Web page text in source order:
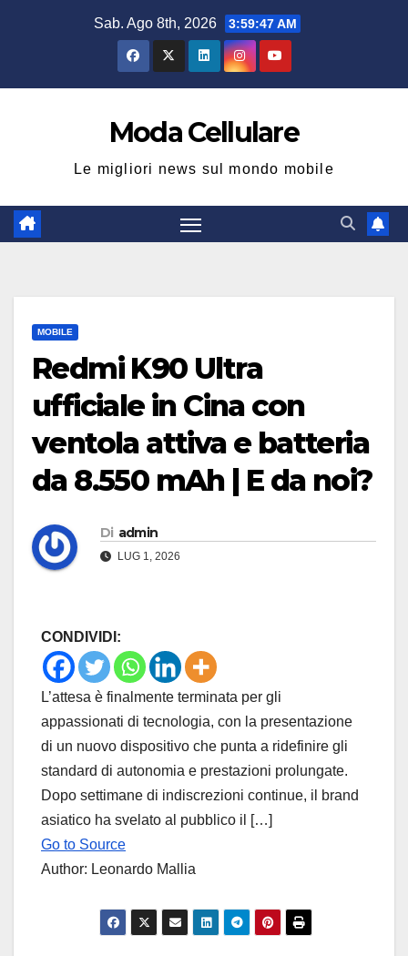
Sab. Ago 8th, 2026 3:59:48 AM
Moda Cellulare
Le migliori news sul mondo mobile
MOBILE
Redmi K90 Ultra
ufficiale in Cina con
ventola attiva e batteria
da 8.550 mAh | E da noi?
Di admin
LUG 1, 2026
CONDIVIDI:
L’attesa è finalmente terminata per gli
appassionati di tecnologia, con la presentazione
di un nuovo dispositivo che punta a ridefinire gli
standard di autonomia e prestazioni prolungate.
Dopo settimane di indiscrezioni continue, il brand
asiatico ha svelato al pubblico il […]
Go to Source
Author: Leonardo Mallia